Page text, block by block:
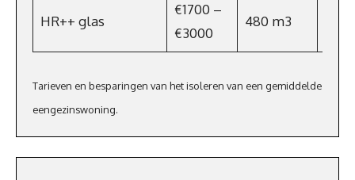
HR++ glas
€1700 –
€3000
480 m3
Tarieven en besparingen van het isoleren van een gemiddelde
eengezinswoning.